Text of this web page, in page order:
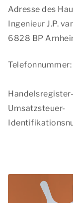
Adresse des
Ingenieur J.P.
6828 BP
Telefonnummer:
Umsatzsteuer-